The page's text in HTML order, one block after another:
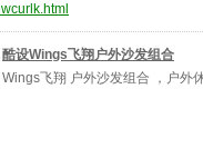
酷设Wings飞翔户外沙发组合
Wings飞翔 户外沙发组合 ，户外